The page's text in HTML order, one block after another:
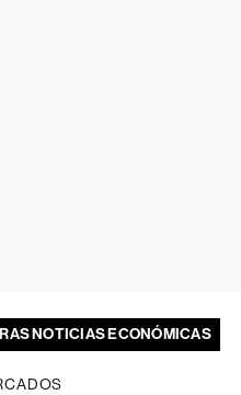
NOTICIAS ECONÓMICAS